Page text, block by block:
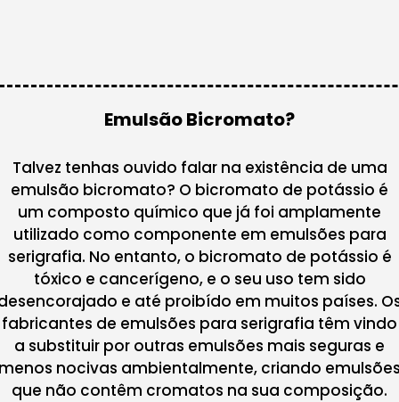
Emulsão Bicromato?
Talvez tenhas ouvido falar na existência de uma
emulsão bicromato? O bicromato de potássio é
um composto químico que já foi amplamente
utilizado como componente em emulsões para
serigrafia. No entanto, o bicromato de potássio é
tóxico e cancerígeno, e o seu uso tem sido
e até proibído em muitos países.
fabricantes de emulsões para serigrafia têm vindo
a substituir por outras emulsões mais seguras e
nocivas ambientalmente, criando
que não contêm cromatos na sua composição.